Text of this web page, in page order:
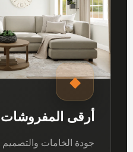
◆
أرقى المفروشات
جودة الخامات والتصميم